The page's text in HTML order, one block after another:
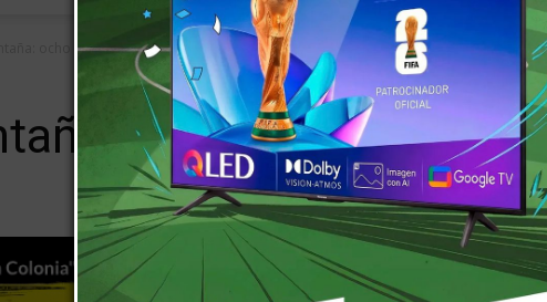
ocho heridos en un choque frontal
ocho heridos en